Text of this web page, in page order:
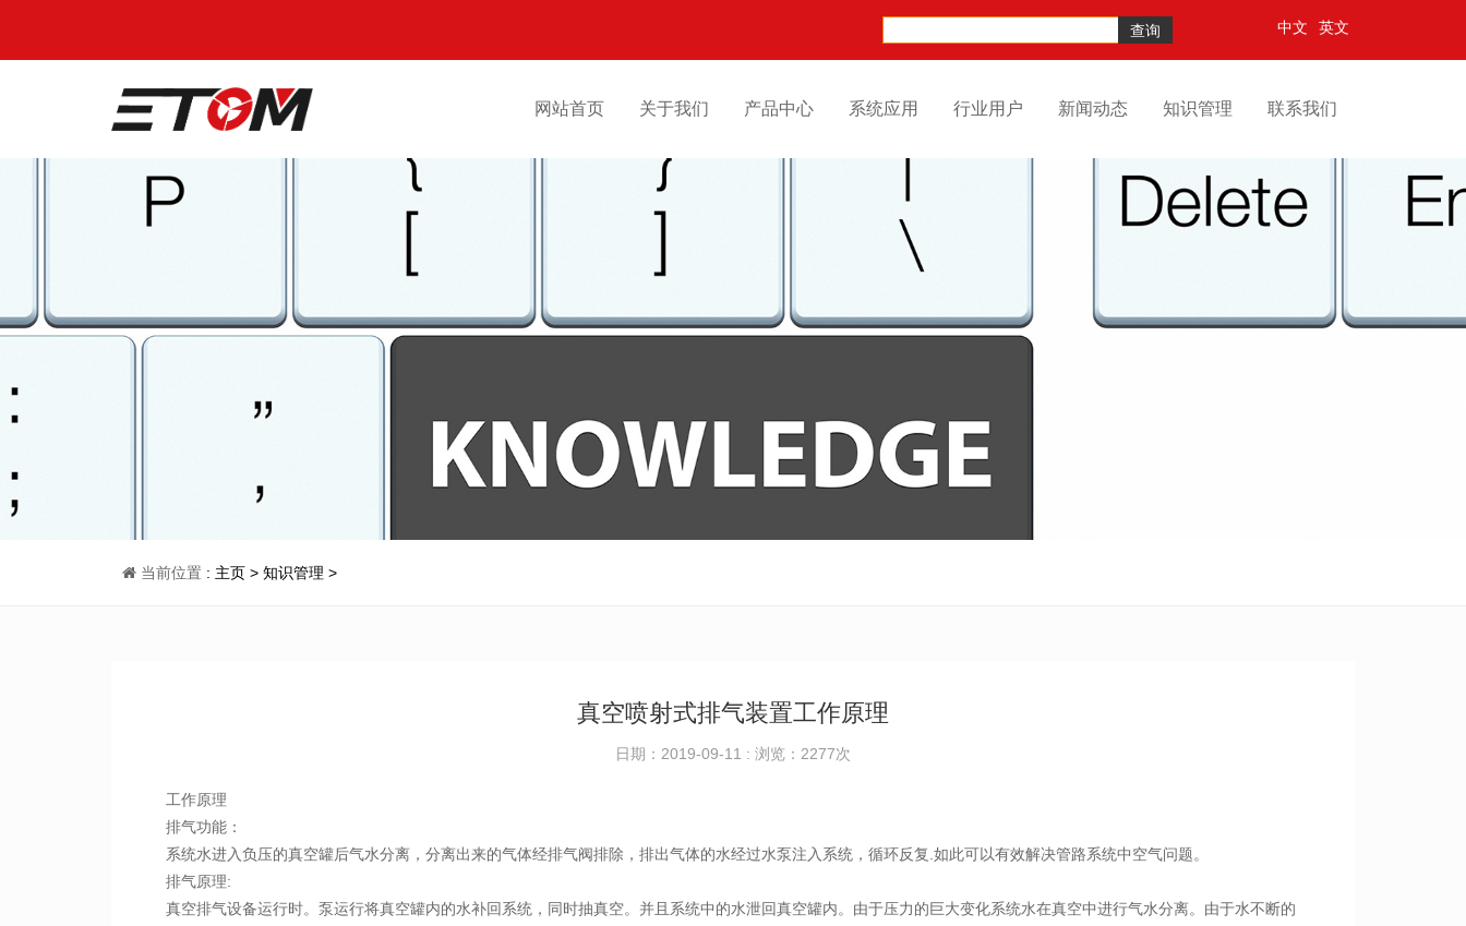
查询 中文 英文
网站首页 关于我们 产品中心 系统应用 行业用户 新闻动态 知识管理 联系我们
当前位置 : 主页 > 知识管理 >
真空喷射式排气装置工作原理
日期：2019-09-11 : 浏览： 2277次
工作原理
排气功能：
系统水进入负压的真空罐后气水分离，分离出来的气体经排气阀排除，排出气体的水经过水泵注入系统，循环反复.如此可以有效解决管路系统中空气问题。
排气原理:
真空排气设备运行时。泵运行将真空罐内的水补回系统，同时抽真空。并且系统中的水泄回真空罐内。由于压力的巨大变化系统水在真空中进行气水分离。由于水不断的